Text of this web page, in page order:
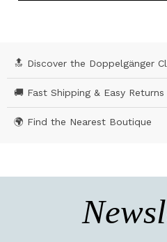
🔝 Discover the Doppelgänger
🚚 Fast Shipping & Easy Returns
🌍 Find the Nearest Boutique